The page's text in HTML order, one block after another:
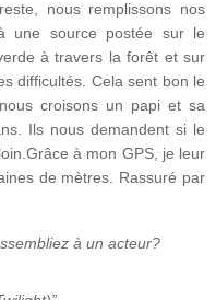
nous remplissons nos
une source postée sur le
à travers la forêt et sur
difficultés. Cela sent bon le
croisons un papi et sa
Ils nous demandent si le
à mon GPS, je leur
de mètres. Rassuré par
à un acteur?